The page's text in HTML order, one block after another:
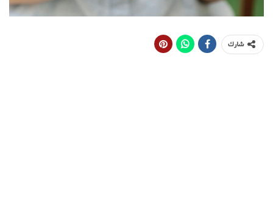
شارك